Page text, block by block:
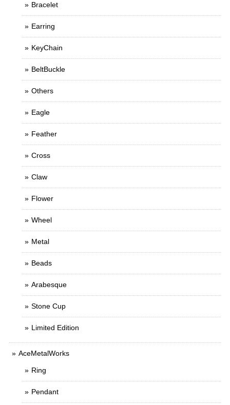
Bracelet
Earring
KeyChain
BeltBuckle
Others
Eagle
Feather
Cross
Claw
Flower
Wheel
Metal
Beads
Arabesque
Stone Cup
Limited Edition
AceMetalWorks
Ring
Pendant